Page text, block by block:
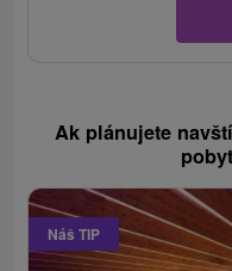
Ak plánujete
Náš TIP